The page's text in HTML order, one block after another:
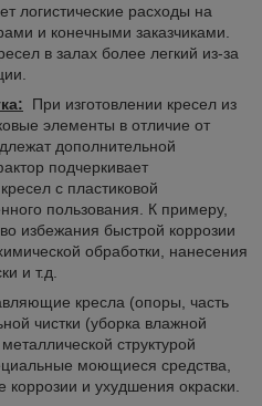
логистические расходы на
и конечными заказчиками.
в залах более легкий из-за
При изготовлении кресел из
элементы в отличие от
дополнительной
подчеркивает
с пластиковой
пользования. К примеру,
избежания быстрой коррозии
обработки, нанесения
и т.д.
кресла (опоры, часть
чистки (уборка влажной
структурой
моющиеся средства,
коррозии и ухудшения окраски.